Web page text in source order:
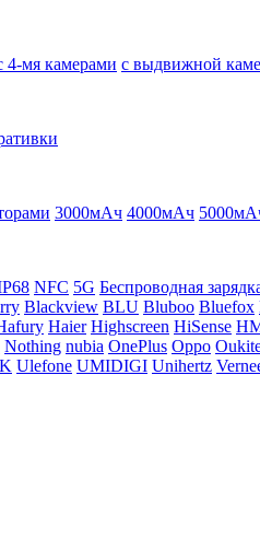
4-мя камерами с выдвижной
3000мАч 4000мАч
NFC 5G Беспроводная
Blackview BLU Bluboo Bluefox
Haier Highscreen HiSense
Nothing nubia OnePlus Oppo
Ulefone UMIDIGI Unihertz